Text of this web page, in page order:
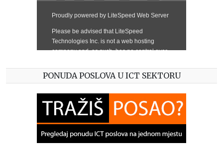
PONUDA POSLOVA U ICT SEKTORU